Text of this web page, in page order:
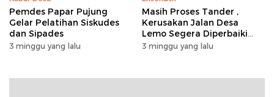
Pemdes Papar Pujung
Gelar Pelatihan Siskudes
dan Sipades
3 minggu yang lalu
Masih Proses Tander ,
Kerusakan Jalan Desa
Lemo Segera Diperbaiki
Tahun Ini
3 minggu yang lalu